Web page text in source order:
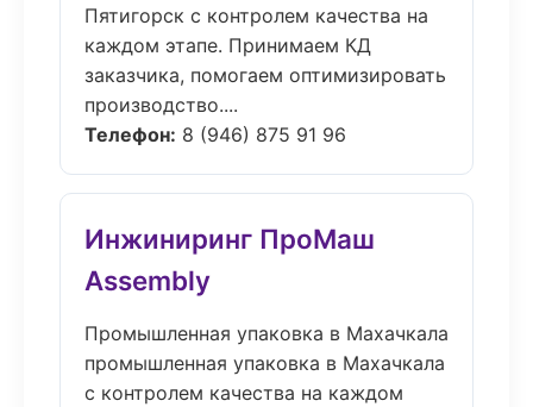
Пятигорск с контролем качества на
каждом этапе. Принимаем КД
заказчика, помогаем оптимизировать
производство....
Телефон: 8 (946) 875 91 96
Инжиниринг ПроМаш
Assembly
Промышленная упаковка в Махачкала
промышленная упаковка в Махачкала
с контролем качества на каждом